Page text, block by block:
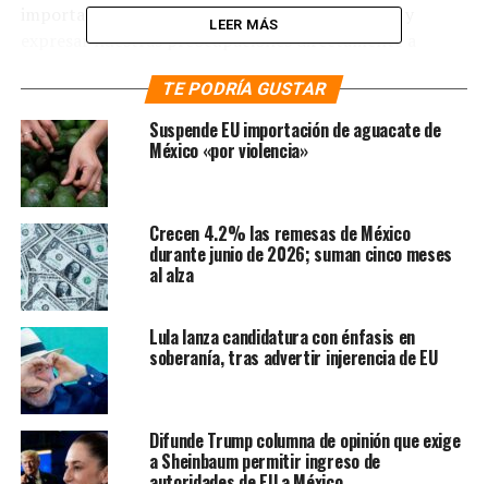
importancia de comprometernos con franqueza y
expresar nuestras preocupaciones directamente a
celebran la cumbre del G7.
Y afirmaron que sus “enfoques políticos no están
diseñados para dañar a China ni buscamos frustrar el
progreso económico y el desarrollo de China». Pese a
ello, adelantaron que buscarán disminuir su
dependencia comercial con China, la segunda economía
más grande del mundo, solo después de Estados Unidos.
Te puede interesar: Blinken
acusa a China de permitir envío
Por otro lado, instaron a China a “presionar” a Rusia
LEER MÁS
TE PODRÍA GUSTAR
Suspende EU importación de aguacate de
México «por violencia»
Crecen 4.2% las remesas de México
durante junio de 2026; suman cinco meses
al alza
Lula lanza candidatura con énfasis en
soberanía, tras advertir injerencia de EU
Difunde Trump columna de opinión que exige
a Sheinbaum permitir ingreso de